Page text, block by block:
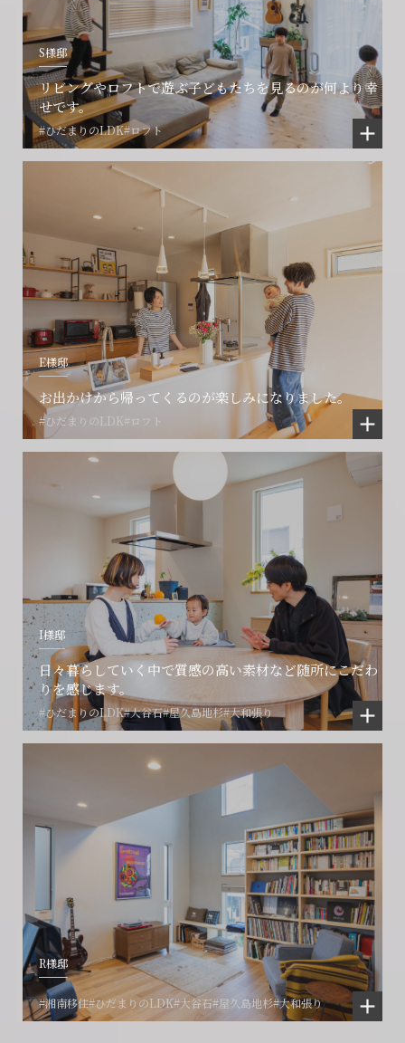
S様邸
リビングやロフトで遊ぶ子どもたちを見るのが何より幸
せです。
#ひだまりのLDK#ロフト
E様邸
お出かけから帰ってくるのが楽しみになりました。
#ひだまりのLDK#ロフト
I様邸
日々暮らしていく中で質感の高い素材など随所にこだわ
りを感じます。
#ひだまりのLDK#大谷石#屋久島地杉#大和張り
R様邸
#湘南移住#ひだまりのLDK#大谷石#屋久島地杉#大和張り